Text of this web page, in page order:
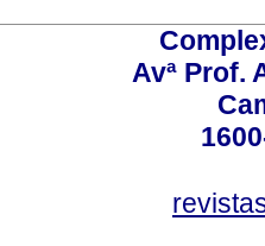
Avª Prof.